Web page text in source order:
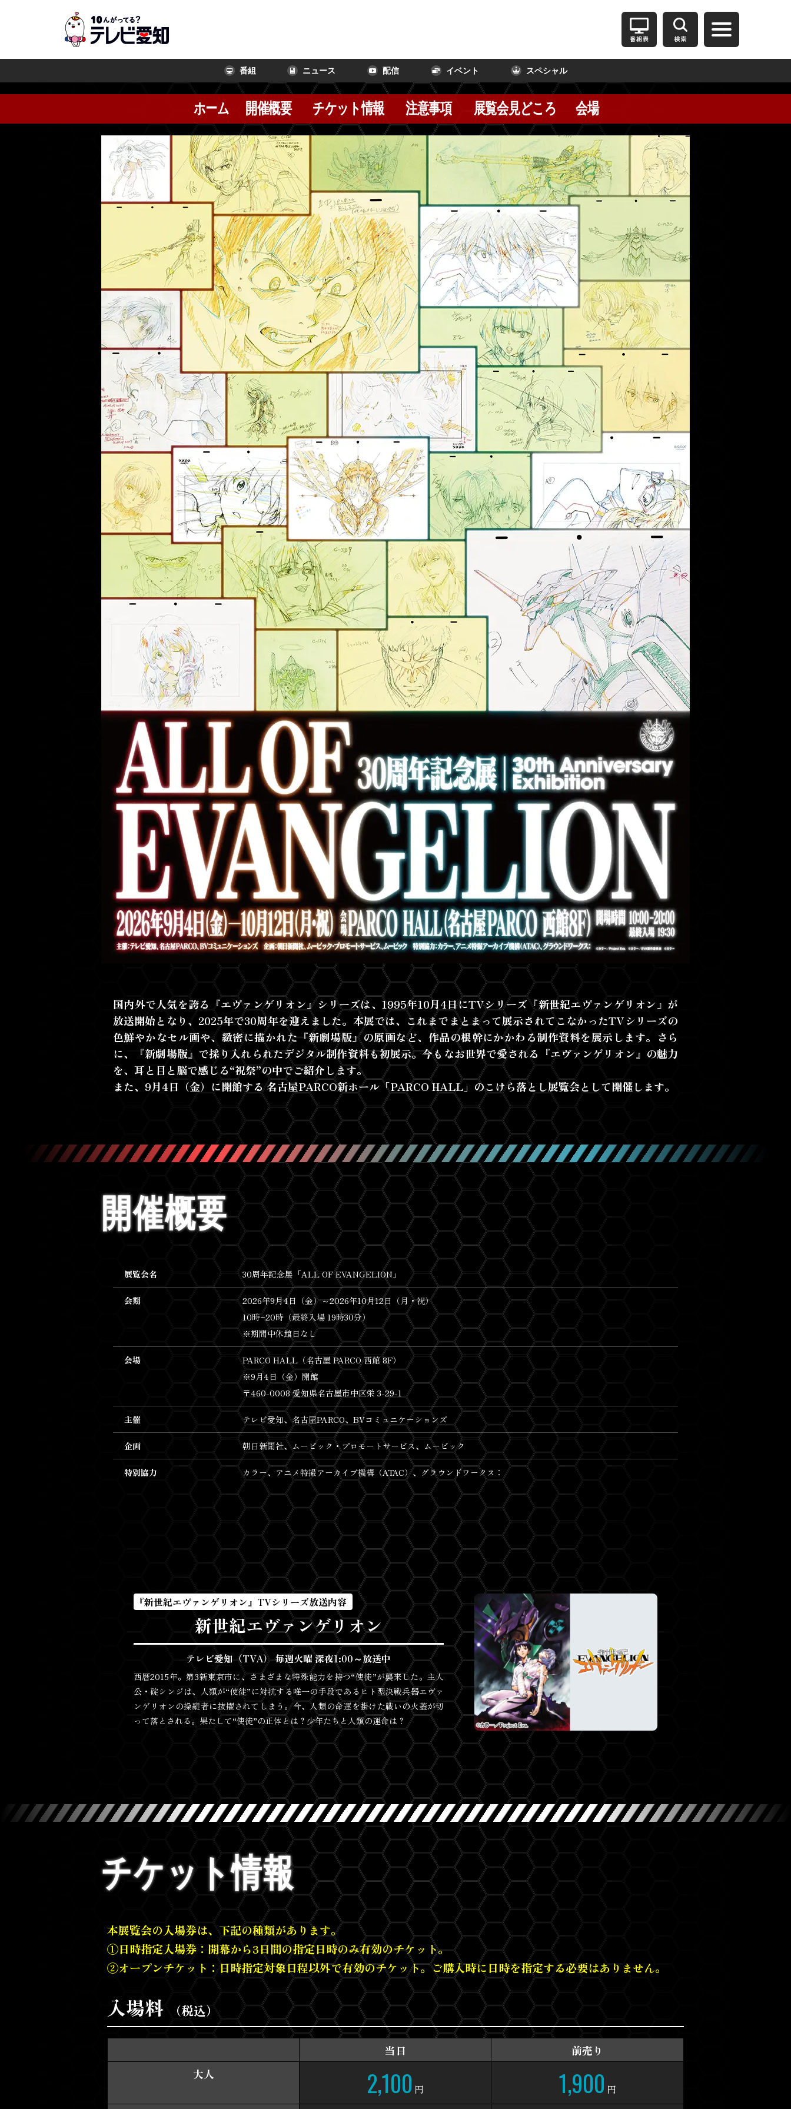
番組 ニュース 配信 イベント スペシャル
ホーム 開催概要 チケット情報 注意事項 展覧会見どころ 会場
国内外で人気を誇る『エヴァンゲリオン』シリーズは、1995年10月4日にTVシリーズ『新世紀エヴァンゲリオン』が
放送開始となり、2025年で30周年を迎えました。本展では、これまでまとまって展示されてこなかったTVシリーズの
色鮮やかなセル画や、緻密に描かれた『新劇場版』の原画など、作品の根幹にかかわる制作資料を展示します。さら
に、『新劇場版』で採り入れられたデジタル制作資料も初展示。今もなお世界で愛される『エヴァンゲリオン』の魅力
を、耳と目と脳で感じる“祝祭”の中でご紹介します。
また、9月4日（金）に開館する 名古屋PARCO新ホール「PARCO HALL」のこけら落とし展覧会として開催します。
開催概要
展覧会名 30周年記念展「ALL OF EVANGELION」
会期
2026年9月4日（金）～2026年10月12日（月・祝）
10時~20時（最終入場 19時30分）
※期間中休館日なし
会場
PARCO HALL（名古屋 PARCO 西館 8F）
※9月4日（金）開館
〒460-0008 愛知県名古屋市中区栄 3-29-1
主催 テレビ愛知、名古屋PARCO、BVコミュニケーションズ
企画 朝日新聞社、ムービック・プロモートサービス、ムービック
特別協力 カラー、アニメ特撮アーカイブ機構（ATAC）、グラウンドワークス：
『新世紀エヴァンゲリオン』TVシリーズ放送内容
新世紀エヴァンゲリオン
テレビ愛知（TVA） 毎週火曜 深夜1:00～放送中
西暦2015年。第3新東京市に、さまざまな特殊能力を持つ“使徒”が襲来した。主人
公・碇シンジは、人類が“使徒”に対抗する唯一の手段であるヒト型決戦兵器エヴァ
ンゲリオンの操縦者に抜擢されてしまう。今、人類の命運を掛けた戦いの火蓋が切
って落とされる。果たして“使徒”の正体とは？少年たちと人類の運命は？
チケット情報
本展覧会の入場券は、下記の種類があります。
①日時指定入場券：開幕から3日間の指定日時のみ有効のチケット。
②オープンチケット：日時指定対象日程以外で有効のチケット。ご購入時に日時を指定する必要はありません。
入場料 （税込）
当日
前売り
大人
2,100 円 1,900 円